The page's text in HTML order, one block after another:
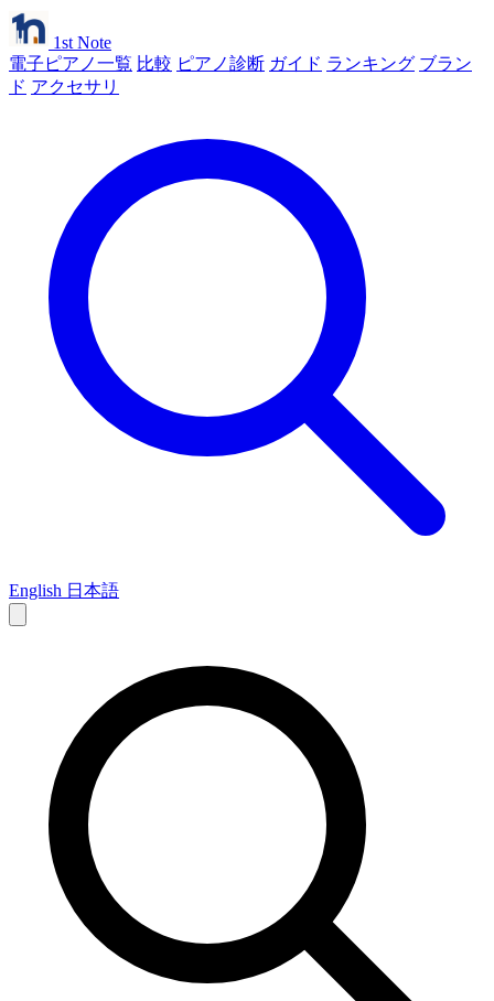
1st Note
電子ピアノ一覧 比較 ピアノ診断 ガイド ランキング ブラン
ド アクセサリ
English 日本語